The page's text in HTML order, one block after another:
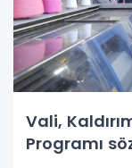
Vali,
Programı